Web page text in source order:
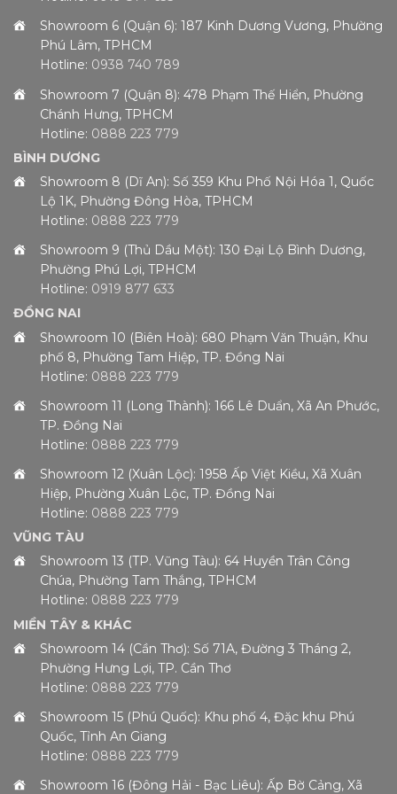
Showroom 6 (Quận 6): 187 Kinh Dương Vương, Phường
Phú Lâm, TPHCM
Hotline: 0938 740 789
Showroom 7 (Quận 8): 478 Phạm Thế Hiển, Phường
Chánh Hưng, TPHCM
Hotline: 0888 223 779
BÌNH DƯƠNG
Showroom 8 (Dĩ An): Số 359 Khu Phố Nội Hóa 1, Quốc
Lộ 1K, Phường Đông Hòa, TPHCM
Hotline: 0888 223 779
Showroom 9 (Thủ Dầu Một): 130 Đại Lộ Bình Dương,
Phường Phú Lợi, TPHCM
Hotline: 0919 877 633
ĐỒNG NAI
Showroom 10 (Biên Hoà): 680 Phạm Văn Thuận, Khu
phố 8, Phường Tam Hiệp, TP. Đồng Nai
Hotline: 0888 223 779
Showroom 11 (Long Thành): 166 Lê Duẩn, Xã An Phước,
TP. Đồng Nai
Hotline: 0888 223 779
Showroom 12 (Xuân Lộc): 1958 Ấp Việt Kiều, Xã Xuân
Hiệp, Phường Xuân Lộc, TP. Đồng Nai
Hotline: 0888 223 779
VŨNG TÀU
Showroom 13 (TP. Vũng Tàu): 64 Huyền Trân Công
Chúa, Phường Tam Thắng, TPHCM
Hotline: 0888 223 779
MIỀN TÂY & KHÁC
Showroom 14 (Cần Thơ): Số 71A, Đường 3 Tháng 2,
Phường Hưng Lợi, TP. Cần Thơ
Hotline: 0888 223 779
Showroom 15 (Phú Quốc): Khu phố 4, Đặc khu Phú
Quốc, Tỉnh An Giang
Hotline: 0888 223 779
Showroom 16 (Đông Hải - Bạc Liêu): Ấp Bờ Cảng, Xã